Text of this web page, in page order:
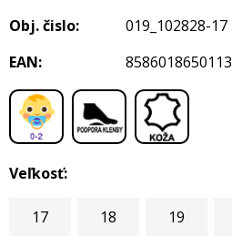
Obj. čislo:
019_102828-17
EAN:
8586018650113
Veľkosť:
17 18 19